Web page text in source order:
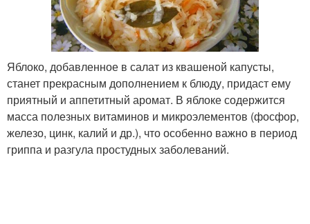
Яблоко, добавленное в салат из квашеной капусты,
станет прекрасным дополнением к блюду, придаст ему
приятный и аппетитный аромат. В яблоке содержится
масса полезных витаминов и микроэлементов (фосфор,
железо, цинк, калий и др.), что особенно важно в период
гриппа и разгула простудных заболеваний.